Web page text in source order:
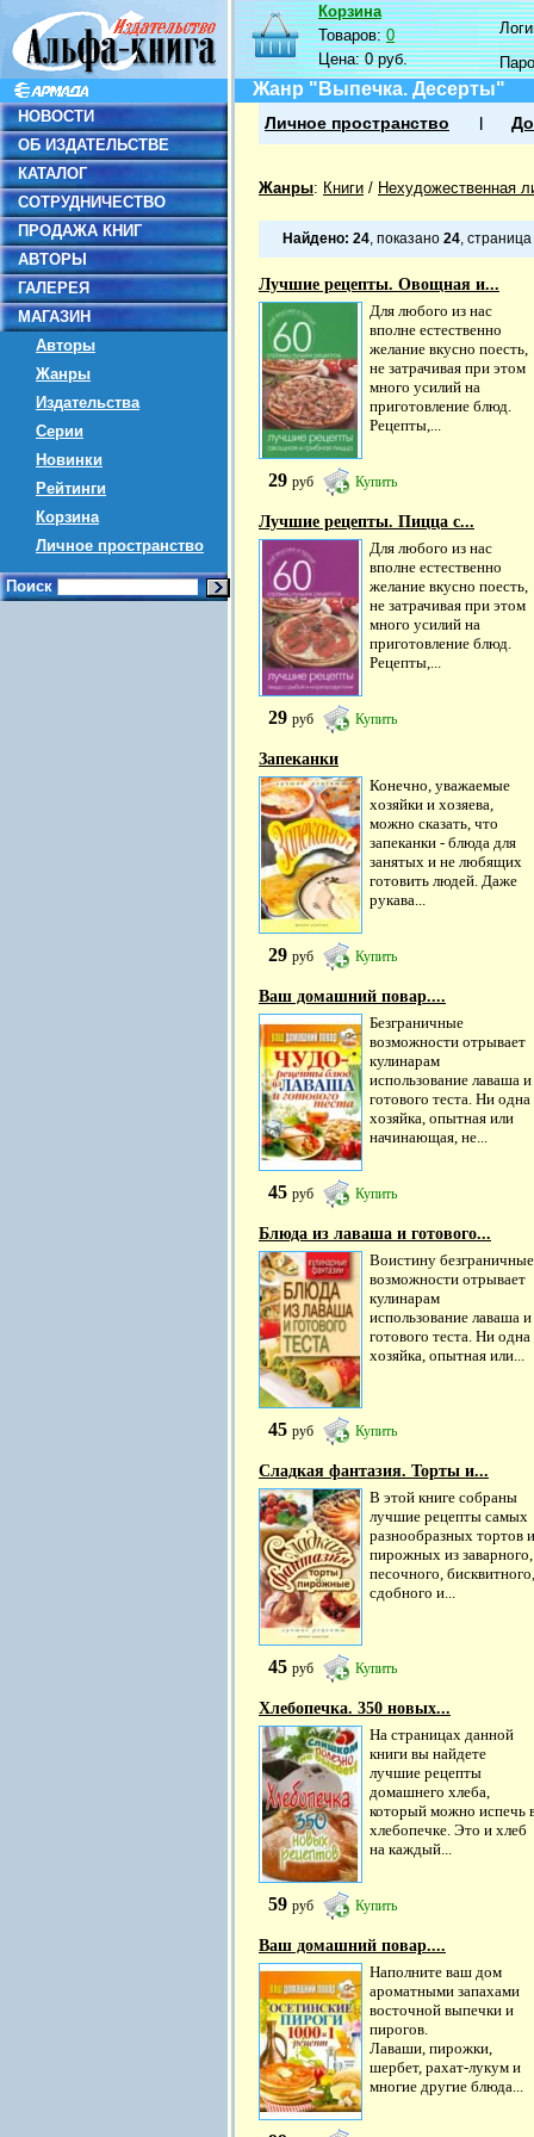
НОВОСТИ
ОБ ИЗДАТЕЛЬСТВЕ
КАТАЛОГ
СОТРУДНИЧЕСТВО
ПРОДАЖА КНИГ
АВТОРЫ
ГАЛЕРЕЯ
МАГАЗИН
Авторы
Жанры
Издательства
Серии
Новинки
Рейтинги
Корзина
Личное пространство
Поиск
Корзина
Товаров:0
Цена:0 руб.
Жанр "Выпечка. Десерты"
Личное пространство
Жанры: Книги / Нехудожественная
Найдено: 24, показано 24, страница
Лучшие рецепты. Овощная и...
Для любого из нас
вполне естественно
желание вкусно поесть,
не затрачивая при этом
много усилий на
приготовление блюд.
Рецепты,...
29 руб Купить
Лучшие рецепты. Пицца с...
Для любого из нас
вполне естественно
желание вкусно поесть,
не затрачивая при этом
много усилий на
приготовление блюд.
Рецепты,...
29 руб Купить
Запеканки
Конечно, уважаемые
хозяйки и хозяева,
можно сказать, что
запеканки - блюда для
занятых и не любящих
готовить людей. Даже
рукава...
29 руб Купить
Ваш домашний повар....
Безграничные
возможности отрывает
кулинарам
использование лаваша и
готового теста. Ни одна
хозяйка, опытная или
начинающая, не...
45 руб Купить
Блюда из лаваша и готового...
Воистину безграничные
возможности отрывает
кулинарам
использование лаваша и
готового теста. Ни одна
хозяйка, опытная или...
45 руб Купить
Сладкая фантазия. Торты и...
В этой книге собраны
лучшие рецепты самых
разнообразных тортов и
пирожных из заварного,
песочного, бисквитного,
сдобного и...
45 руб Купить
Хлебопечка. 350 новых...
На страницах данной
книги вы найдете
лучшие рецепты
домашнего хлеба,
который можно испечь
хлебопечке. Это и хлеб
на каждый...
59 руб Купить
Ваш домашний повар....
Наполните ваш дом
ароматными запахами
восточной выпечки и
пирогов.
Лаваши, пирожки,
шербет, рахат-лукум и
многие другие блюда...